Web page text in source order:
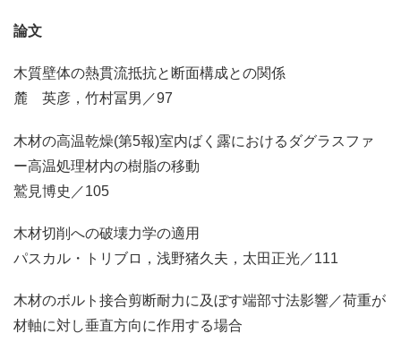
論文
木質壁体の熱貫流抵抗と断面構成との関係
麓 英彦，竹村冨男／97
木材の高温乾燥(第5報)室内ばく露におけるダグラスファ
ー高温処理材内の樹脂の移動
鷲見博史／105
木材切削への破壊力学の適用
パスカル・トリブロ，浅野猪久夫，太田正光／111
木材のボルト接合剪断耐力に及ぼす端部寸法影響／荷重が
材軸に対し垂直方向に作用する場合